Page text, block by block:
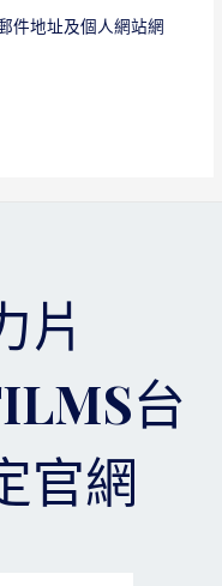
件地址及個人網站網
片
台
官網